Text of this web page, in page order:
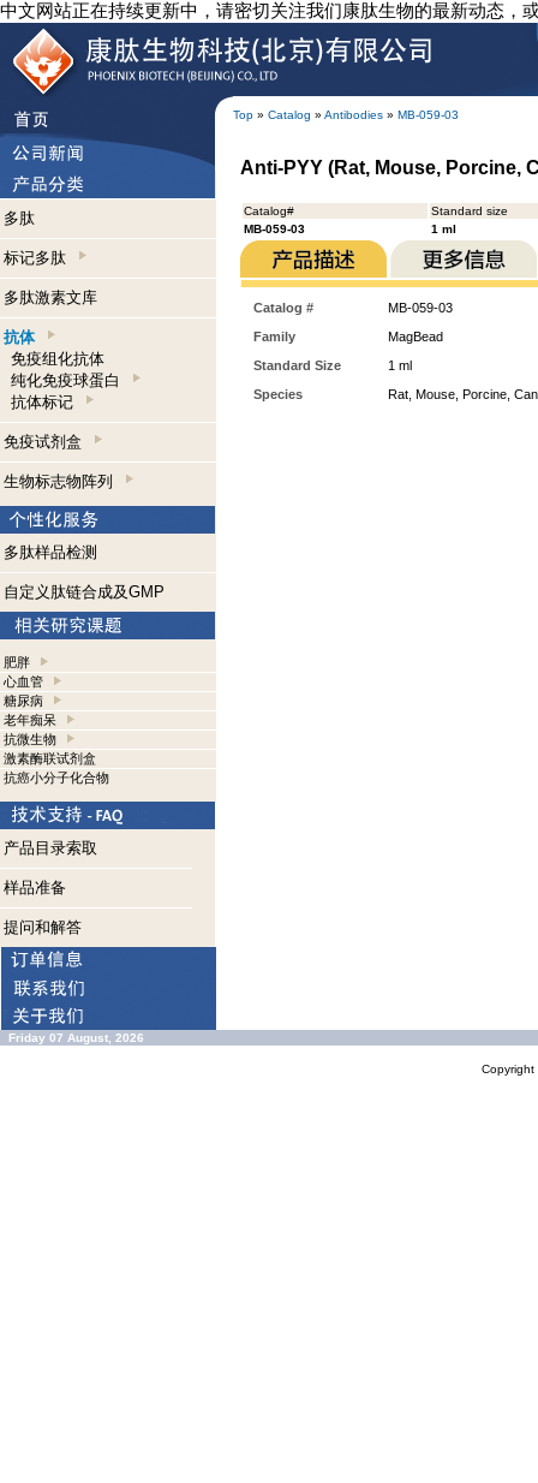
中文网站正在持续更新中，请密切关注我们康肽生物的最新动态，
Top » Catalog » Antibodies » MB-059-03
多肽
标记多肽
多肽激素文库
抗体
免疫组化抗体
纯化免疫球蛋白
抗体标记
免疫试剂盒
生物标志物阵列
多肽样品检测
自定义肽链合成及GMP
肥胖
心血管
糖尿病
老年痴呆
抗微生物
激素酶联试剂盒
抗癌小分子化合物
产品目录索取
样品准备
提问和解答
Anti-PYY (Rat, Mouse, Porcine,
Catalog#
Standard size
MB-059-03
1 ml
Catalog #
MB-059-03
Family
MagBead
Standard Size
1 ml
Species
Rat, Mouse, Porcine,
Friday 07 August, 2026